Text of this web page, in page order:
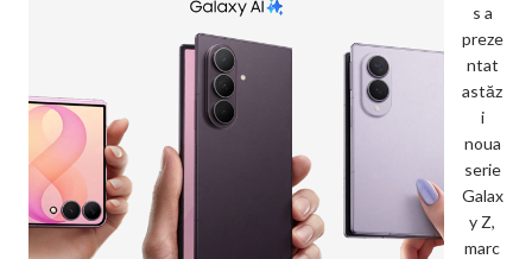
s a
preze
ntat
astăz
i
noua
serie
Galax
y Z,
marc